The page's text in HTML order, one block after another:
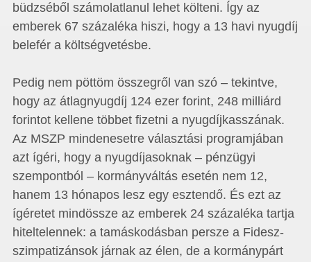
büdzséből számolatlanul lehet költeni. Így az
emberek 67 százaléka hiszi, hogy a 13 havi nyugdíj
belefér a költségvetésbe.
Pedig nem pöttöm összegről van szó – tekintve,
hogy az átlagnyugdíj 124 ezer forint, 248 milliárd
forintot kellene többet fizetni a nyugdíjkasszának.
Az MSZP mindenesetre választási programjában
azt ígéri, hogy a nyugdíjasoknak – pénzügyi
szempontból – kormányváltás esetén nem 12,
hanem 13 hónapos lesz egy esztendő. És ezt az
ígéretet mindössze az emberek 24 százaléka tartja
hiteltelennek: a tamáskodásban persze a Fidesz-
szimpatizánsok járnak az élen, de a kormánypárt